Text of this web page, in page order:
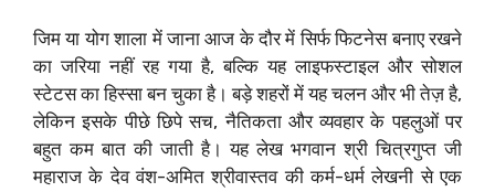
जिम या योग शाला में जाना आज के दौर में सिर्फ फिटनेस बनाए रखने
का जरिया नहीं रह गया है, बल्कि यह लाइफस्टाइल और सोशल
स्टेटस का हिस्सा बन चुका है। बड़े शहरों में यह चलन और भी तेज़ है,
लेकिन इसके पीछे छिपे सच, नैतिकता और व्यवहार के पहलुओं पर
बहुत कम बात की जाती है। यह लेख भगवान श्री चित्रगुप्त जी
महाराज के देव वंश-अमित श्रीवास्तव की कर्म-धर्म लेखनी से एक